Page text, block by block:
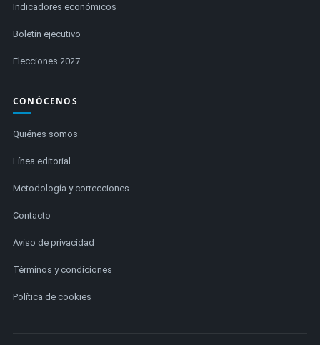
Indicadores económicos
Boletín ejecutivo
Elecciones 2027
CONÓCENOS
Quiénes somos
Línea editorial
Metodología y correcciones
Contacto
Aviso de privacidad
Términos y condiciones
Política de cookies